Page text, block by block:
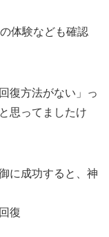
体験なども確認
復方法がない」っ
思ってましたけ
に成功すると、神
復